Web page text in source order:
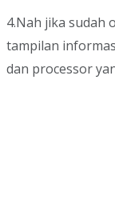
4.Nah jika sudah
tampilan
dan processor